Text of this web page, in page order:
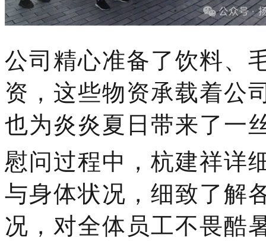
公司精心准备了饮料、
资，这些物资承载着公
也为炎炎夏日带来了一
慰问过程中， 杭建祥详
与身体状况，细致了解
况，对全体员工不畏酷